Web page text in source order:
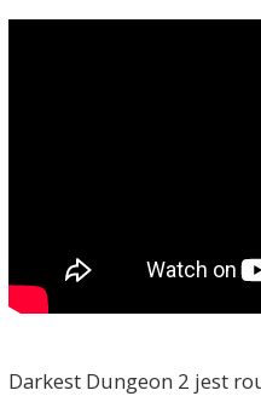
Darkest Dungeon 2 jest